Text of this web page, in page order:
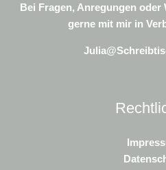
Bei Fragen, Anregungen
gerne mit mir in